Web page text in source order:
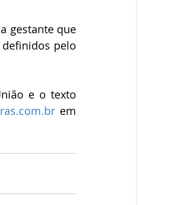
gestante que
pelo
e o texto
em